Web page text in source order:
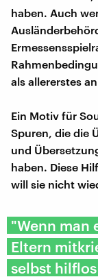
haben. Auch
als allererstes
Ein Motiv für
Spuren, die die
und
haben. Diese
will sie nicht
"Wenn man
Eltern
selbst